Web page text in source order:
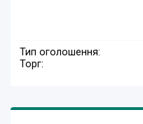
Тип оголошення:
Торг: